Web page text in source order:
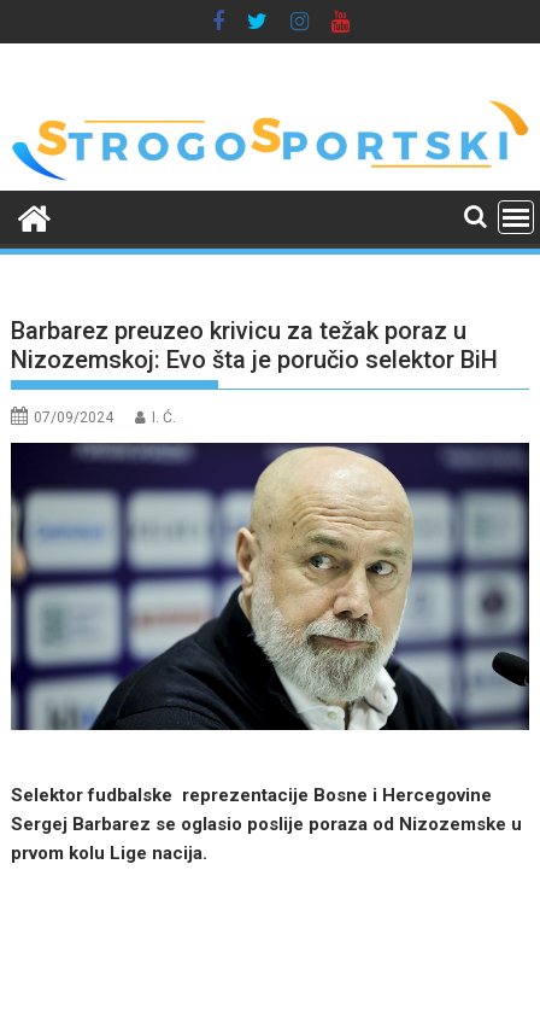
to
Barbarez preuzeo krivicu za težak poraz u
Nizozemskoj: Evo šta je poručio selektor BiH
07/09/2024 I. Ć.
Selektor fudbalske reprezentacije Bosne i Hercegovine
Sergej Barbarez se oglasio poslije poraza od Nizozemske u
prvom kolu Lige nacija.